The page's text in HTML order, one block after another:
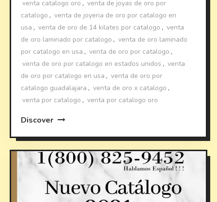
venta catalogo oro , venta de joyas de oro por
catalogo , venta de joyeria de oro por catalogo en
usa , venta de oro de 14 kilates por catalogo , venta
de oro laminado por catalogo , venta de oro laminado
por catalogo en usa , venta de oro por catalogo ,
venta de oro por catalogo en estados unidos , venta
de oro por catalogo en usa , venta de oro por
catalogo guadalajara , venta de oro x catalogo ,
venta por catalogo , venta por catalogo oro
Discover